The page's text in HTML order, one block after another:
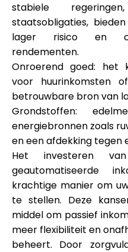
Mijn
stabiele
staatsobligaties,
lager risico en
rendementen.
Onroerend goed: het
voor huurinkomsten
betrouwbare bron van
Grondstoffen:
energiebronnen zoals
en een afdekking tegen
Het investeren
geautomatiseerde
krachtige manier om
te stellen. Deze
middel om passief
meer flexibiliteit en
beheert. Door